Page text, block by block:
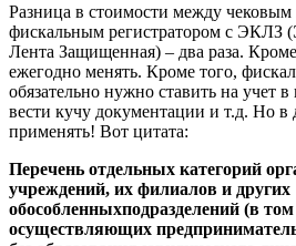
Разница в стоимости между
фискальным регистратором с ЭКЛЗ
Лента Защищенная) – два раза.
ежегодно менять. Кроме того,
обязательно нужно ставить на учет
вести кучу документации и т.д. Но
применять! Вот цитата:
Перечень отдельных категорий
учреждений, их филиалов и других
обособленныхподразделений (в
осуществляющих